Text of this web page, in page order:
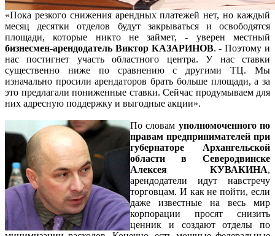
«Пока резкого снижения арендных платежей нет, но каждый
месяц десятки отделов будут закрываться и освободятся
площади, которые никто не займет, - уверен местный
бизнесмен-арендодатель Виктор КАЗАРИНОВ. - Поэтому и
нас постигнет участь областного центра. У нас ставки
существенно ниже по сравнению с другими ТЦ. Мы
изначально просили арендаторов брать больше площади, а за
это предлагали пониженные ставки. Сейчас продумываем для
них адресную поддержку и выгодные акции».
По словам уполномоченного по
правам предпринимателей при
губернаторе Архангельской
области в Северодвинске
Алексея КУВАКИНА,
арендодатели идут навстречу
торговцам. И как не пойти, если
даже известные на весь мир
корпорации просят снизить
ценник и создают отделы по